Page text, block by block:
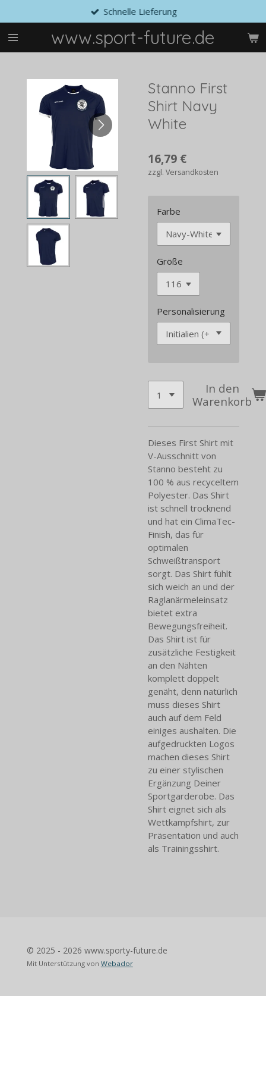
Hauptinhalt
springen
www.sport-future.de
Schnelle Lieferung
Stanno First
Shirt Navy
White
16,79 €
zzgl. Versandkosten
Farbe
Größe
Personalisierung
In den
Warenkorb
Dieses First Shirt mit
V-Ausschnitt von
Stanno besteht zu
100 % aus recyceltem
Polyester. Das Shirt
ist schnell trocknend
und hat ein ClimaTec-
Finish, das für
optimalen
Schweißtransport
sorgt. Das Shirt fühlt
sich weich an und der
Raglanärmeleinsatz
bietet extra
Bewegungsfreiheit.
Das Shirt ist für
zusätzliche Festigkeit
an den Nähten
komplett doppelt
genäht, denn natürlich
muss dieses Shirt
auch auf dem Feld
einiges aushalten. Die
aufgedruckten Logos
machen dieses Shirt
zu einer stylischen
Ergänzung Deiner
Sportgarderobe. Das
Shirt eignet sich als
Wettkampfshirt, zur
Präsentation und auch
als Trainingsshirt.
© 2025 - 2026 www.sporty-future.de
Mit Unterstützung von Webador